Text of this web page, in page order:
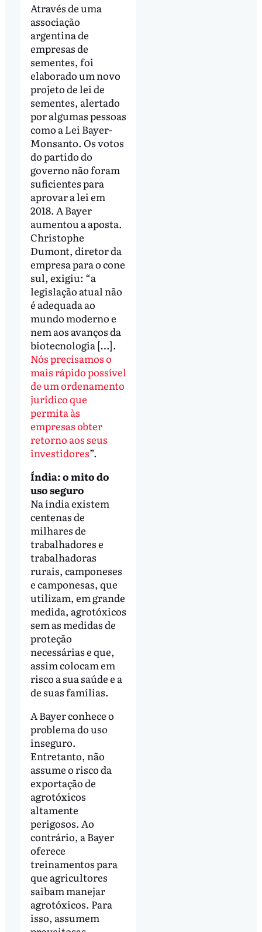
Através de uma
associação
argentina de
empresas de
sementes, foi
elaborado um novo
projeto de lei de
sementes, alertado
por algumas pessoas
como a Lei Bayer-
Monsanto. Os votos
do partido do
governo não foram
suficientes para
aprovar a lei em
2018. A Bayer
aumentou a aposta.
Christophe
Dumont, diretor da
empresa para o cone
sul, exigiu: “a
legislação atual não
é adequada ao
mundo moderno e
nem aos avanços da
biotecnologia […].
Nós precisamos o
mais rápido possível
de um ordenamento
jurídico que
permita às
empresas obter
retorno aos seus
investidores”.
Índia: o mito do
uso seguro
Na índia existem
centenas de
milhares de
trabalhadores e
trabalhadoras
rurais, camponeses
e camponesas, que
utilizam, em grande
medida, agrotóxicos
sem as medidas de
proteção
necessárias e que,
assim colocam em
risco a sua saúde e a
de suas famílias.
A Bayer conhece o
problema do uso
inseguro.
Entretanto, não
assume o risco da
exportação de
agrotóxicos
altamente
perigosos. Ao
contrário, a Bayer
oferece
treinamentos para
que agricultores
saibam manejar
agrotóxicos. Para
isso, assumem